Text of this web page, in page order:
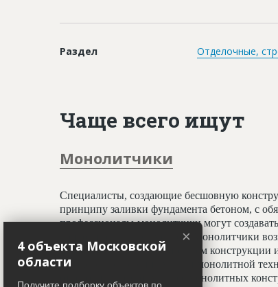
Раздел Отделочные,
Чаще всего ищут
Монолитчики
Специалисты, создающие бесшовную
принципу заливки фундамента бетоном, с
профессионалы-монолитчики могут
криволинейных элементов. Монолитчики
использован гораздо шире, чем
считается всесезонным. При монолитной
отделочным работам, а вес монолитных
×
4 объекта Московской
области
Получите подборку объектов по